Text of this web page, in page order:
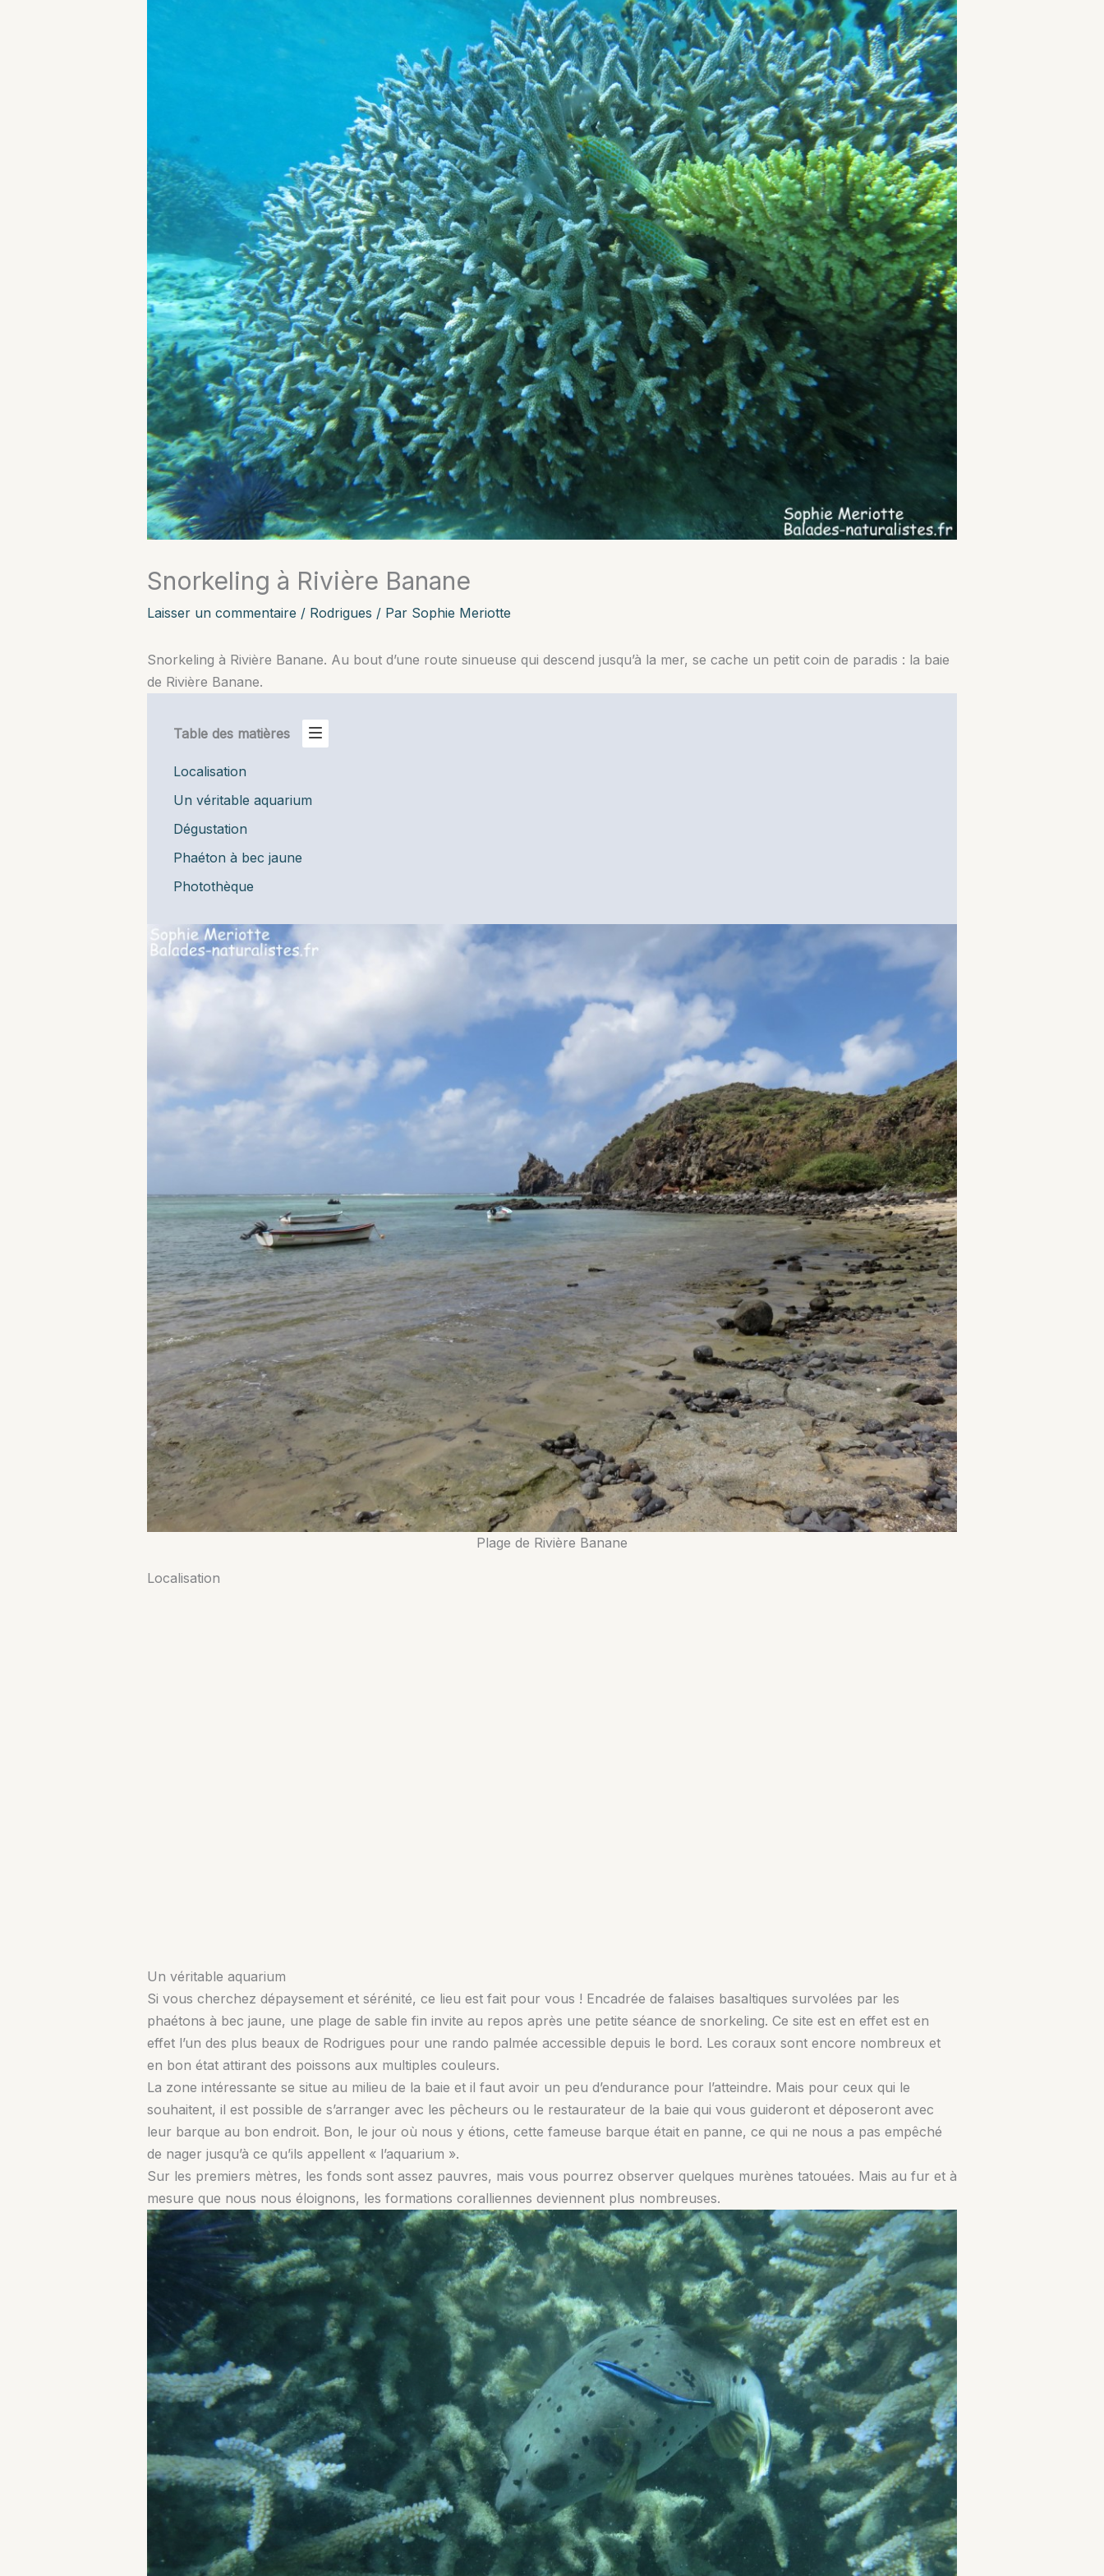
Snorkeling à Rivière Banane
Laisser un commentaire / Rodrigues / Par Sophie Meriotte
Snorkeling à Rivière Banane. Au bout d’une route sinueuse qui descend jusqu’à la mer, se cache un petit coin de paradis : la baie
de Rivière Banane.
Table des matières
Localisation
Un véritable aquarium
Dégustation
Phaéton à bec jaune
Photothèque
Plage de Rivière Banane
Localisation
Un véritable aquarium
Si vous cherchez dépaysement et sérénité, ce lieu est fait pour vous ! Encadrée de falaises basaltiques survolées par les
phaétons à bec jaune, une plage de sable fin invite au repos après une petite séance de snorkeling. Ce site est en effet est en
effet l’un des plus beaux de Rodrigues pour une rando palmée accessible depuis le bord. Les coraux sont encore nombreux et
en bon état attirant des poissons aux multiples couleurs.
La zone intéressante se situe au milieu de la baie et il faut avoir un peu d’endurance pour l’atteindre. Mais pour ceux qui le
souhaitent, il est possible de s’arranger avec les pêcheurs ou le restaurateur de la baie qui vous guideront et déposeront avec
leur barque au bon endroit. Bon, le jour où nous y étions, cette fameuse barque était en panne, ce qui ne nous a pas empêché
de nager jusqu’à ce qu’ils appellent « l’aquarium ».
Sur les premiers mètres, les fonds sont assez pauvres, mais vous pourrez observer quelques murènes tatouées. Mais au fur et à
mesure que nous nous éloignons, les formations coralliennes deviennent plus nombreuses.